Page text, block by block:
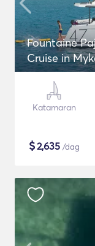
Fountaine Pajot 47 (5-Hour
Cruise in
Katamaran
$2,635 /dag